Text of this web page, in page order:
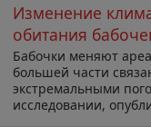
Изменение
обитания
Бабочки меняют
большей части
экстремальными
исследовании,